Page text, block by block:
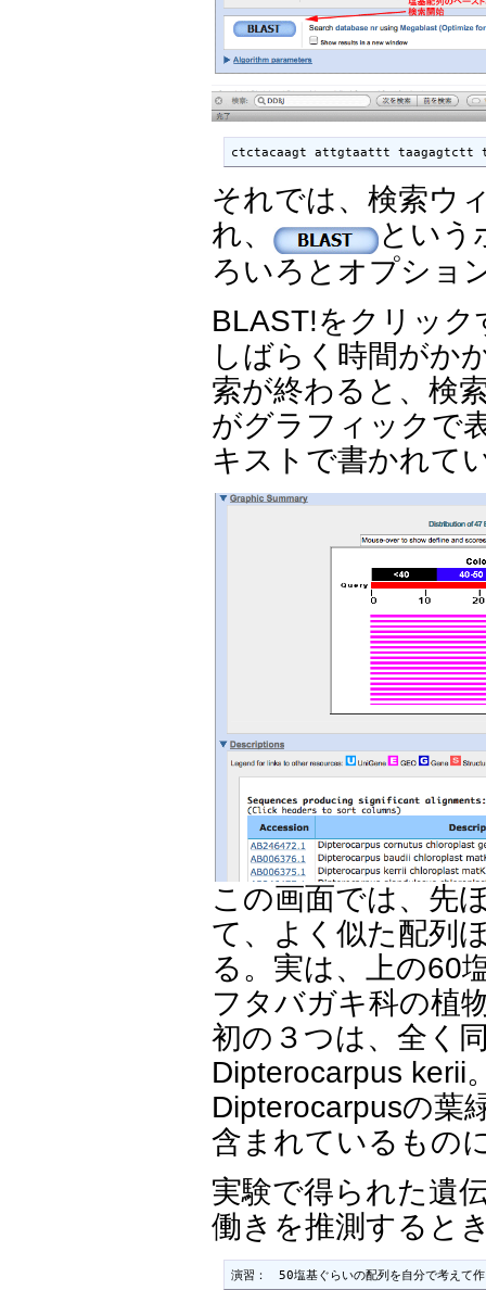
ctctacaagt attgtaattt
それでは、検索ウ
れ、
という
ろいろとオプショ
BLAST!をクリッ
しばらく時間がか
索が終わると、検
がグラフィックで
キストで書かれて
この画面では、先
て、よく似た配列
る。実は、上の60
フタバガキ科の植
初の３つは、全く
Dipterocarpus kerii
Dipterocarpusの葉
含まれているもの
実験で得られた遺
働きを推測すると
演習：　50塩基ぐらいの配列を自分で考えて